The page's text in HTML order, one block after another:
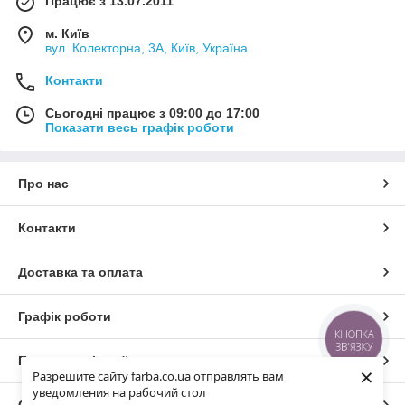
Разрешите сайту farba.co.ua отправлять вам
уведомления на рабочий стол
×
Це ідеальний варіант для промислових приміщень, де
пред'являються особливі вимоги до безпеки праці персоналу.
Роботи з облаштування підлогового покриття виконуються з
залишаться задоволені всі клієнти.
м. Київ
вул. Колекторна, 3А, Київ, Україна
Контакти
Сьогодні працює з 09:00 до 17:00
Показати весь графік роботи
Про нас
Контакти
Доставка та оплата
Графік роботи
Повна версія сайту
КНОПКА
ЗВ'ЯЗКУ